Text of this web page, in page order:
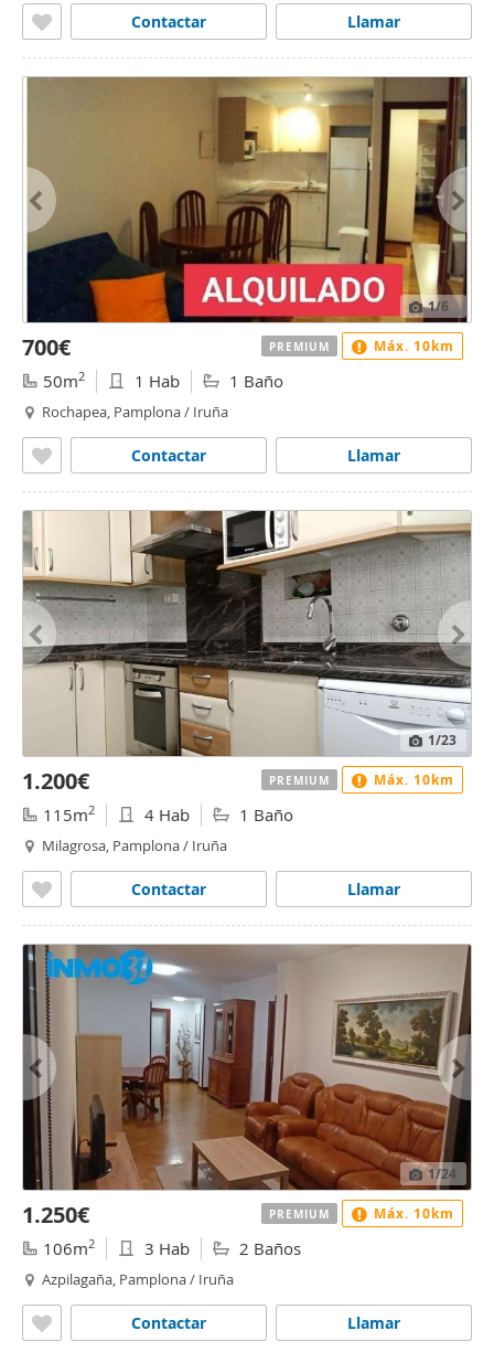
Llamar
Contactar
1/6
700€
50m2 1 Hab 1 Baño
Rochapea, Pamplona / Iruña
Llamar
Contactar
PREMIUM Máx. 10km
1/23
1.200€
115m2 4 Hab 1 Baño
Milagrosa, Pamplona / Iruña
Llamar
Contactar
PREMIUM Máx. 10km
1/24
1.250€
106m2 3 Hab 2 Baños
Azpilagaña, Pamplona / Iruña
Llamar
Contactar
PREMIUM Máx. 10km